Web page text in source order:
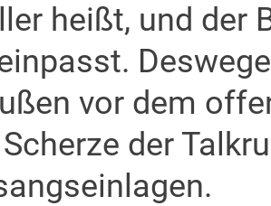
heißt, und der
vor dem
der